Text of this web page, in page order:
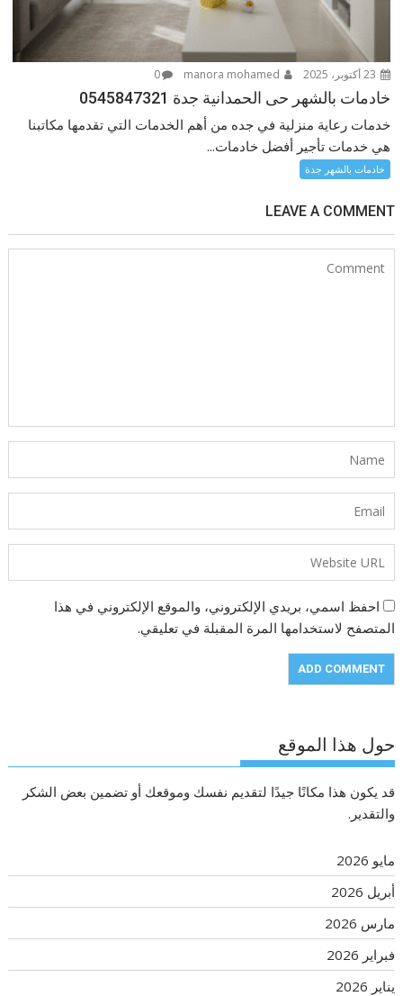
0
خادمات بالشهر حى الحمدانية جدة 0545847321
خدمات رعاية منزلية في جده من أهم الخدمات التي تقدمها مكاتبنا
هي خدمات تأجير أفضل خادمات...
خادمات بالشهر جدة
LEAVE A COMMENT
احفظ اسمي، بريدي الإلكتروني، والموقع الإلكتروني في هذا
المتصفح لاستخدامها المرة المقبلة في تعليقي.
حول هذا الموقع
قد يكون هذا مكانًا جيدًا لتقديم نفسك وموقعك أو تضمين بعض الشكر
والتقدير.
مايو 2026
أبريل 2026
مارس 2026
فبراير 2026
يناير 2026